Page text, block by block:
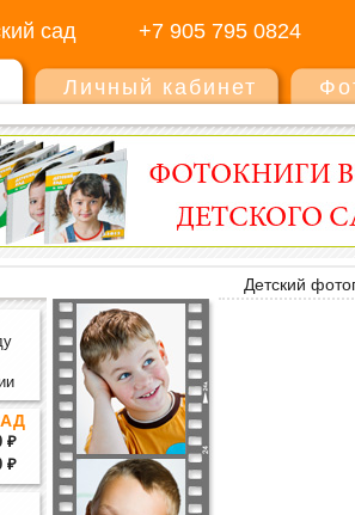
сад +7 905 795 0824
Личный кабинет
Детский
₽
₽